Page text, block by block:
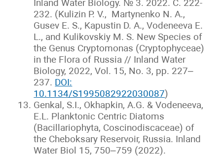
Inland Water Biology. № 3. 2022. С. 222-
232. (Kulizin P. V., Martynenko N. A.,
Gusev E. S., Kapustin D. A., Vodeneeva E.
L., and Kulikovskiy M. S. New Species of
the Genus Cryptomonas (Cryptophyceae)
in the Flora of Russia // Inland Water
Biology, 2022, Vol. 15, No. 3, pp. 227–
237. DOI:
10.1134/S1995082922030087)
Genkal, S.I., Okhapkin, A.G. & Vodeneeva,
E.L. Planktonic Centric Diatoms
(Bacillariophyta, Coscinodiscaceae) of
the Cheboksary Reservoir, Russia. Inland
Water Biol 15, 750–759 (2022).